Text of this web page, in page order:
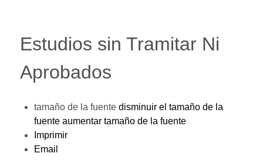
Estudios sin Tramitar Ni
Aprobados
tamaño de la fuente disminuir el tamaño de la
fuente aumentar tamaño de la fuente
Imprimir
Email